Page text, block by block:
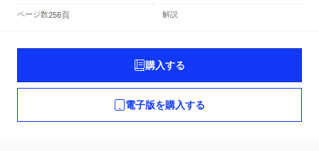
ページ数256頁 解説
購入する
電子版を購入する